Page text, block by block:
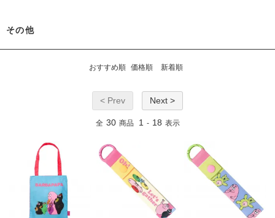
その他
おすすめ順 価格順 新着順
< Prev Next >
全 30 商品 1 - 18 表示